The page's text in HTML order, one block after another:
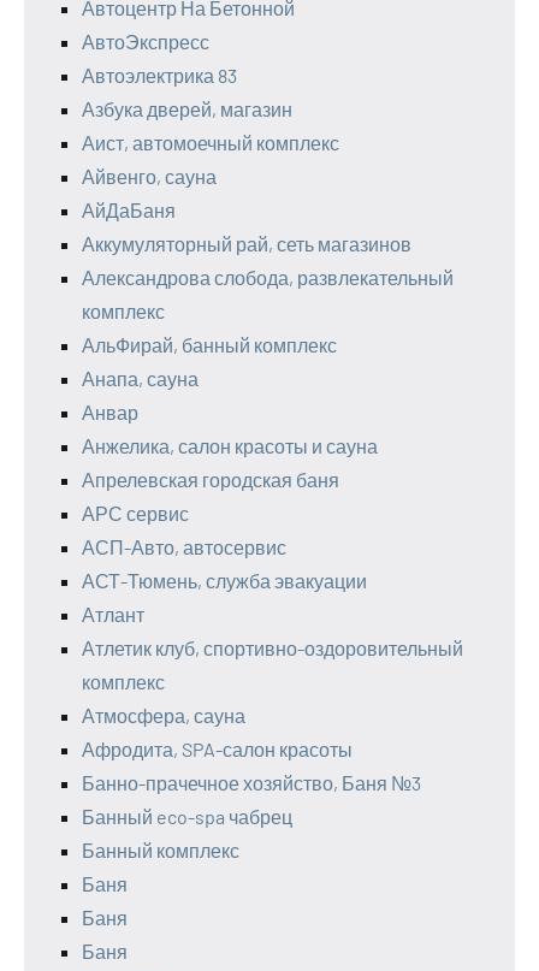
Автоцентр На Бетонной
АвтоЭкспресс
Автоэлектрика 83
Азбука дверей, магазин
Аист, автомоечный комплекс
Айвенго, сауна
АйДаБаня
Аккумуляторный рай, сеть магазинов
Александрова слобода, развлекательный
комплекс
АльФирай, банный комплекс
Анапа, сауна
Анвар
Анжелика, салон красоты и сауна
Апрелевская городская баня
АРС сервис
АСП-Авто, автосервис
АСТ-Тюмень, служба эвакуации
Атлант
Атлетик клуб, спортивно-оздоровительный
комплекс
Атмосфера, сауна
Афродита, SPA-салон красоты
Банно-прачечное хозяйство, Баня №3
Банный eco-spa чабрец
Банный комплекс
Баня
Баня
Баня